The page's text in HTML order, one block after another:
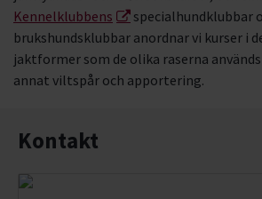
Kennelklubbens
specialhundklubbar
brukshundsklubbar anordnar vi kurser i
jaktformer som de olika raserna
annat viltspår och apportering.
Kontakt